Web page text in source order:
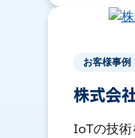
お客様事例
株式会
IoTの技術